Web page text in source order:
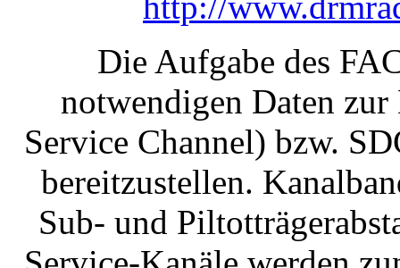
Die Aufgabe des
notwendigen Daten
Service Channel) bzw.
bereitzustellen.
Sub- und